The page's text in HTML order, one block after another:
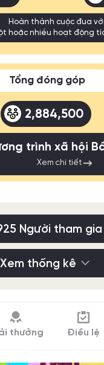
Hoàn thành cuộc đua với
hoặc nhiều hoạt động
Tổng đóng góp
2,884,500
trình xã hội
Xem chi tiết
Người tham gia
Xem thống kê
thưởng Điều lệ